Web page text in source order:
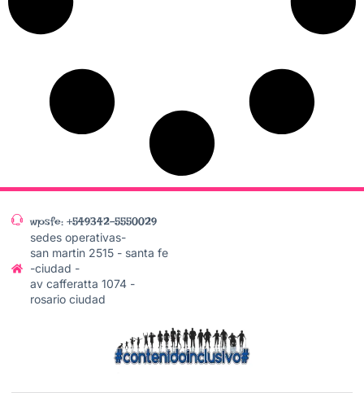
wpsfe: +549342-5550029
sedes operativas-
san martin 2515 - santa fe
-ciudad -
av cafferatta 1074 -
rosario ciudad